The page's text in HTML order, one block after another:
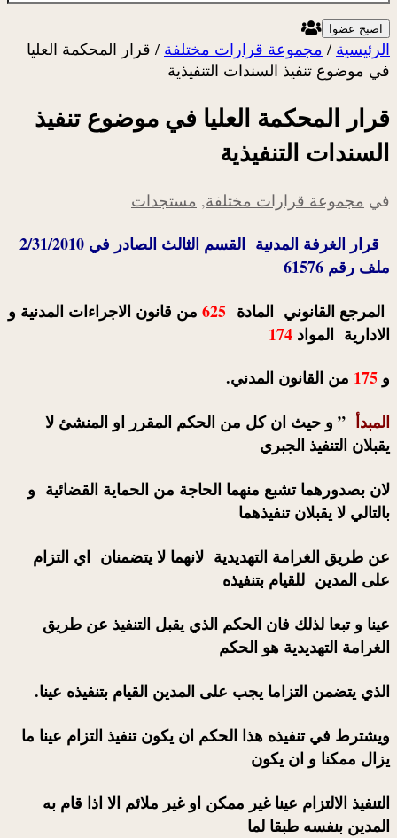
اصبح عضوا
الرئيسية / مجموعة قرارات مختلفة / قرار المحكمة العليا
في موضوع تنفيذ السندات التنفيذية
قرار المحكمة العليا في موضوع تنفيذ
السندات التنفيذية
في مجموعة قرارات مختلفة, مستجدات
قرار الغرفة المدنية القسم الثالث الصادر في 2/31/2010
ملف رقم 61576
المرجع القانوني المادة 625 من قانون الاجراءات المدنية و
الادارية المواد 174
و 175 من القانون المدني.
المبدأ ” و حيث ان كل من الحكم المقرر او المنشئ لا
يقبلان التنفيذ الجبري
لان بصدورهما تشبع منهما الحاجة من الحماية القضائية و
بالتالي لا يقبلان تنفيذهما
عن طريق الغرامة التهديدية لانهما لا يتضمنان اي التزام
على المدين للقيام بتنفيذه
عينا و تبعا لذلك فان الحكم الذي يقبل التنفيذ عن طريق
الغرامة التهديدية هو الحكم
الذي يتضمن التزاما يجب على المدين القيام بتنفيذه عينا.
ويشترط في تنفيذه هذا الحكم ان يكون تنفيذ التزام عينا ما
يزال ممكنا و ان يكون
التنفيذ الالتزام عينا غير ممكن او غير ملائم الا اذا قام به
المدين بنفسه طبقا لما